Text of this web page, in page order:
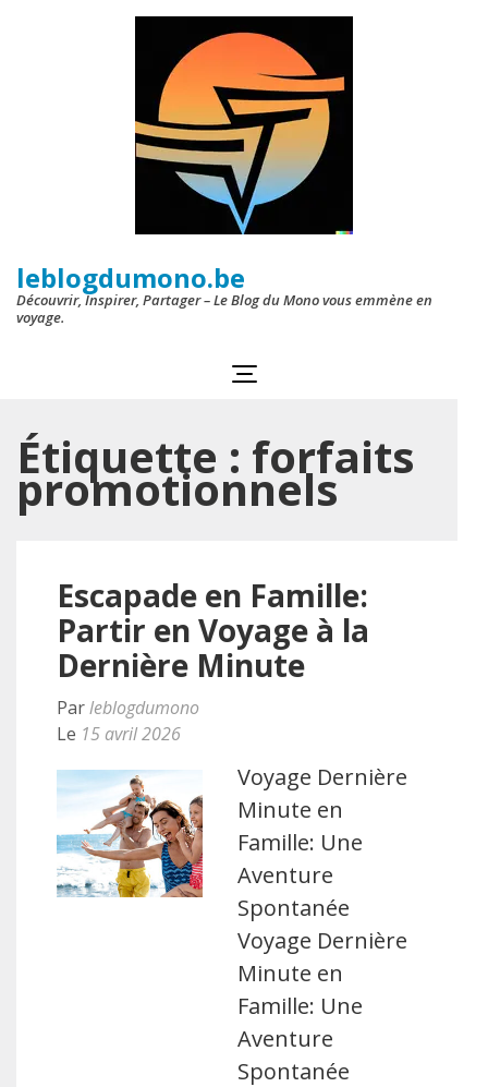
leblogdumono.be
Découvrir, Inspirer, Partager – Le Blog du Mono vous emmène en
voyage.
Étiquette : forfaits
promotionnels
Escapade en Famille:
Partir en Voyage à la
Dernière Minute
Parleblogdumono
Le 15 avril 2026
Voyage Dernière
Minute en
Famille: Une
Aventure
Spontanée
Voyage Dernière
Minute en
Famille: Une
Aventure
Spontanée